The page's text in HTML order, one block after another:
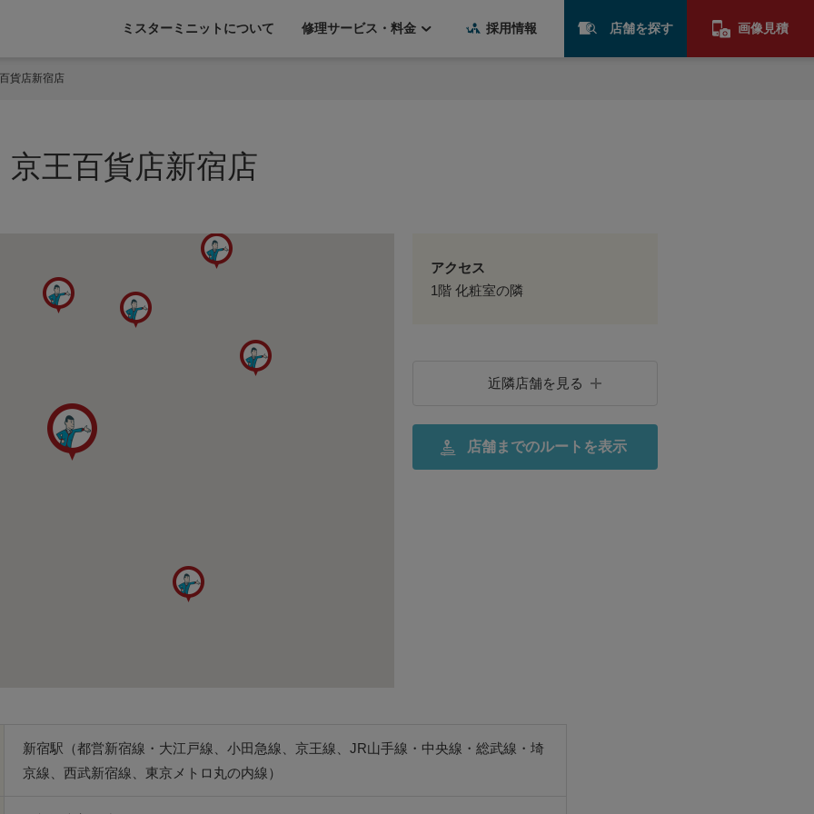
ミスターミニットについて 修理サービス・料金 採用情報 店舗を探す 画像見積
貨店新宿店
王百貨店新宿店
アクセス
1階 化粧室の隣
近隣店舗を見る
店舗までのルートを表示
新宿駅（都営新宿線・大江戸線、小田急線、京王線、JR山手線・中央線・総武線・埼
京線、西武新宿線、東京メトロ丸の内線）